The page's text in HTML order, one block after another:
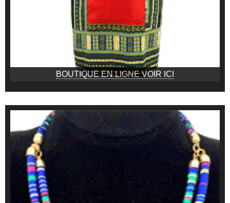
BOUTIQUE EN LIGNE VOIR ICI